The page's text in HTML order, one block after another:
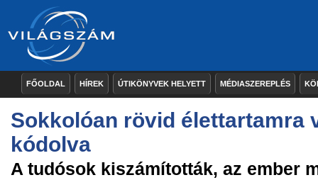
FŐOLDAL HÍREK ÚTIKÖNYVEK HELYETT MÉDIASZEREPLÉS
Sokkolóan rövid élettartamra
kódolva
A tudósok kiszámították, az ember